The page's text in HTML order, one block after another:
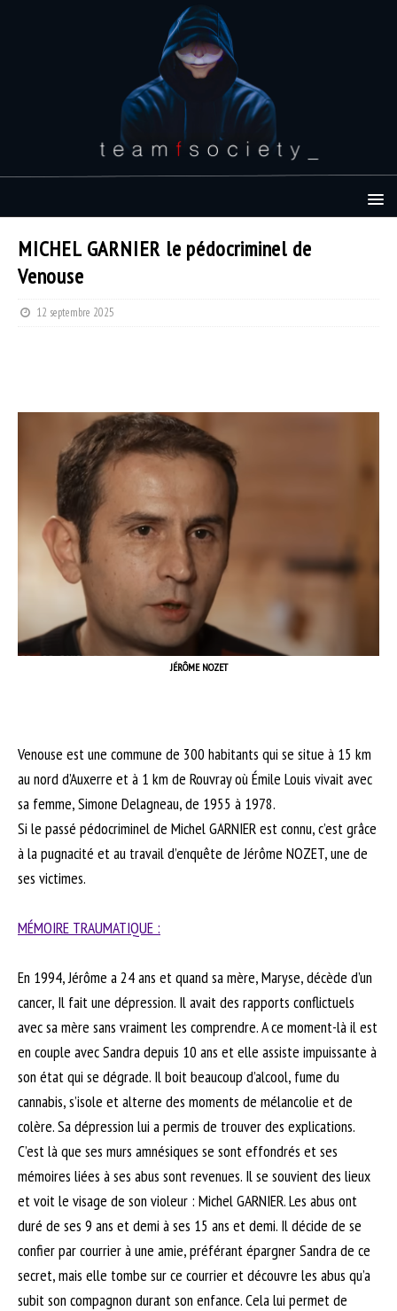
MICHEL GARNIER le pédocriminel de
Venouse
12 septembre 2025
JÉRÔME NOZET
Venouse est une commune de 300 habitants qui se situe à 15 km
au nord d’Auxerre et à 1 km de Rouvray où Émile Louis vivait avec
sa femme, Simone Delagneau, de 1955 à 1978.
Si le passé pédocriminel de Michel GARNIER est connu, c’est grâce
à la pugnacité et au travail d’enquête de Jérôme NOZET, une de
ses victimes.
MÉMOIRE TRAUMATIQUE :
En 1994, Jérôme a 24 ans et quand sa mère, Maryse, décède d’un
cancer, Il fait une dépression. Il avait des rapports conflictuels
avec sa mère sans vraiment les comprendre. A ce moment-là il est
en couple avec Sandra depuis 10 ans et elle assiste impuissante à
son état qui se dégrade. Il boit beaucoup d’alcool, fume du
cannabis, s’isole et alterne des moments de mélancolie et de
colère. Sa dépression lui a permis de trouver des explications.
C’est là que ses murs amnésiques se sont effondrés et ses
mémoires liées à ses abus sont revenues. Il se souvient des lieux
et voit le visage de son violeur : Michel GARNIER. Les abus ont
duré de ses 9 ans et demi à ses 15 ans et demi. Il décide de se
confier par courrier à une amie, préférant épargner Sandra de ce
secret, mais elle tombe sur ce courrier et découvre les abus qu’a
subit son compagnon durant son enfance. Cela lui permet de